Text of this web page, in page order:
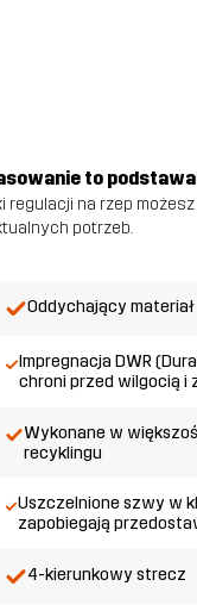
to
regulacji na rzep
potrzeb.
Oddychający materiał
Impregnacja DWR
chroni przed wilgocią i
Wykonane w
recyklingu
Uszczelnione szwy w
zapobiegają
4-kierunkowy strecz